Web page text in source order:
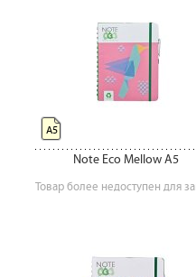
Note Eco Mellow A5
Товар более недоступен для
А5